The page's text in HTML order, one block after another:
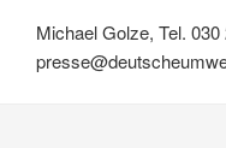
Michael Golze, Tel. 030